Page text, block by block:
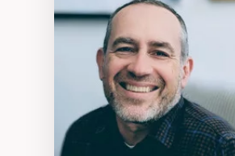
Démocratisation des nouvelles
technologies et biotechnologies
Données ouvertes
Bioart, programmation et
créatives
Histoire sociale et culturelle des
technologies numériques
Résistances et droits
Internet des objets
Métavers
Problématiques relatives à
artificielle, l’apprentissage